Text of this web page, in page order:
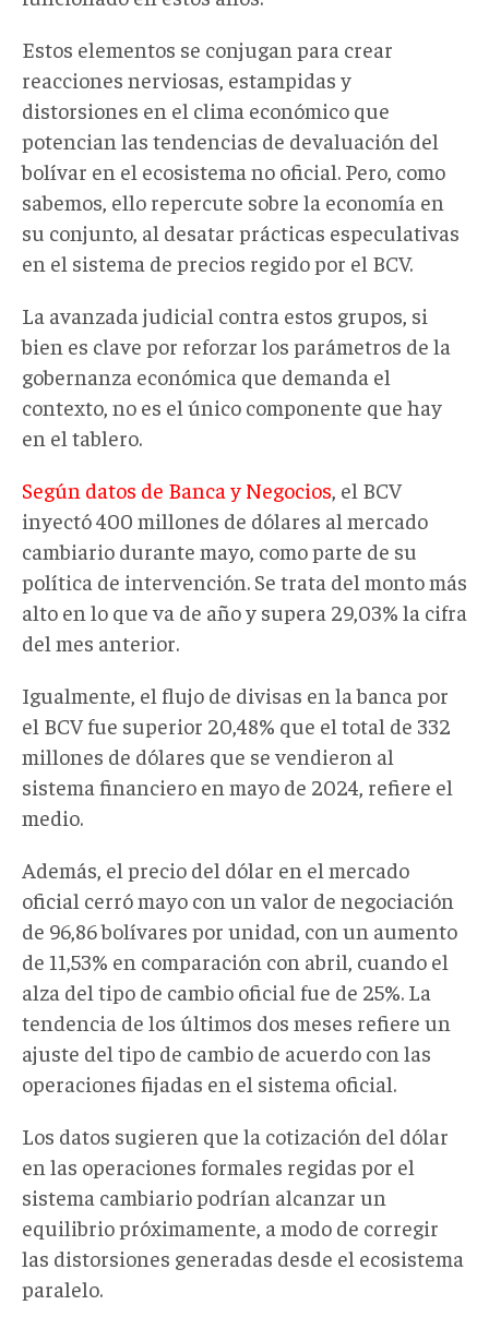
Estos elementos se conjugan para crear
reacciones nerviosas, estampidas y
distorsiones en el clima económico que
potencian las tendencias de devaluación del
bolívar en el ecosistema no oficial. Pero, como
sabemos, ello repercute sobre la economía en
su conjunto, al desatar prácticas especulativas
en el sistema de precios regido por el BCV.
La avanzada judicial contra estos grupos, si
bien es clave por reforzar los parámetros de la
gobernanza económica que demanda el
contexto, no es el único componente que hay
en el tablero.
Según datos de Banca y Negocios , el BCV
inyectó 400 millones de dólares al mercado
cambiario durante mayo, como parte de su
política de intervención. Se trata del monto más
alto en lo que va de año y supera 29,03% la cifra
del mes anterior.
Igualmente, el flujo de divisas en la banca por
el BCV fue superior 20,48% que el total de 332
millones de dólares que se vendieron al
sistema financiero en mayo de 2024, refiere el
medio.
Además, el precio del dólar en el mercado
oficial cerró mayo con un valor de negociación
de 96,86 bolívares por unidad, con un aumento
de 11,53% en comparación con abril, cuando el
alza del tipo de cambio oficial fue de 25%. La
tendencia de los últimos dos meses refiere un
ajuste del tipo de cambio de acuerdo con las
operaciones fijadas en el sistema oficial.
Los datos sugieren que la cotización del dólar
en las operaciones formales regidas por el
sistema cambiario podrían alcanzar un
equilibrio próximamente, a modo de corregir
las distorsiones generadas desde el ecosistema
paralelo.